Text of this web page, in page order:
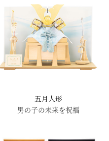
五月人形
男の子の未来を祝福